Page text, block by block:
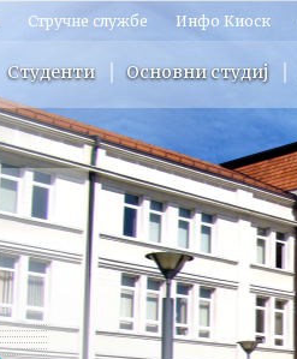
Стручне службе Инфо Киоск
Студенти Основни студиј